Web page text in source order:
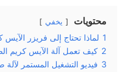
محتويات يخفي
1 لماذا تحتاج إلى فريزر
2 كيف تعمل آلة الآيس كريم
3 فيديو التشغيل المستمر لآلة